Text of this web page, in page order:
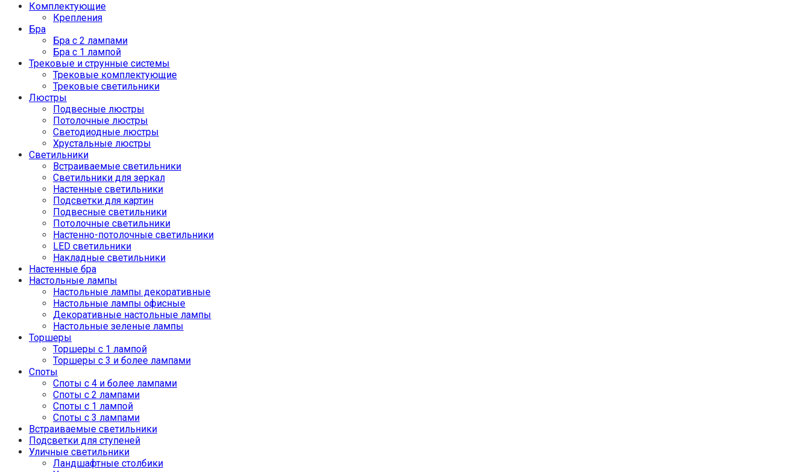
Комплектующие
Крепления
Бра
Бра с 2 лампами
Бра с 1 лампой
Трековые и струнные системы
Трековые комплектующие
Трековые светильники
Люстры
Подвесные люстры
Потолочные люстры
Светодиодные люстры
Хрустальные люстры
Светильники
Встраиваемые светильники
Светильники для зеркал
Настенные светильники
Подсветки для картин
Подвесные светильники
Потолочные светильники
Настенно-потолочные светильники
LED светильники
Накладные светильники
Настенные бра
Настольные лампы
Настольные лампы декоративные
Настольные лампы офисные
Декоративные настольные лампы
Настольные зеленые лампы
Торшеры
Торшеры с 1 лампой
Торшеры с 3 и более лампами
Споты
Споты с 4 и более лампами
Споты с 2 лампами
Споты с 1 лампой
Споты с 3 лампами
Встраиваемые светильники
Подсветки для ступеней
Уличные светильники
Ландшафтные столбики